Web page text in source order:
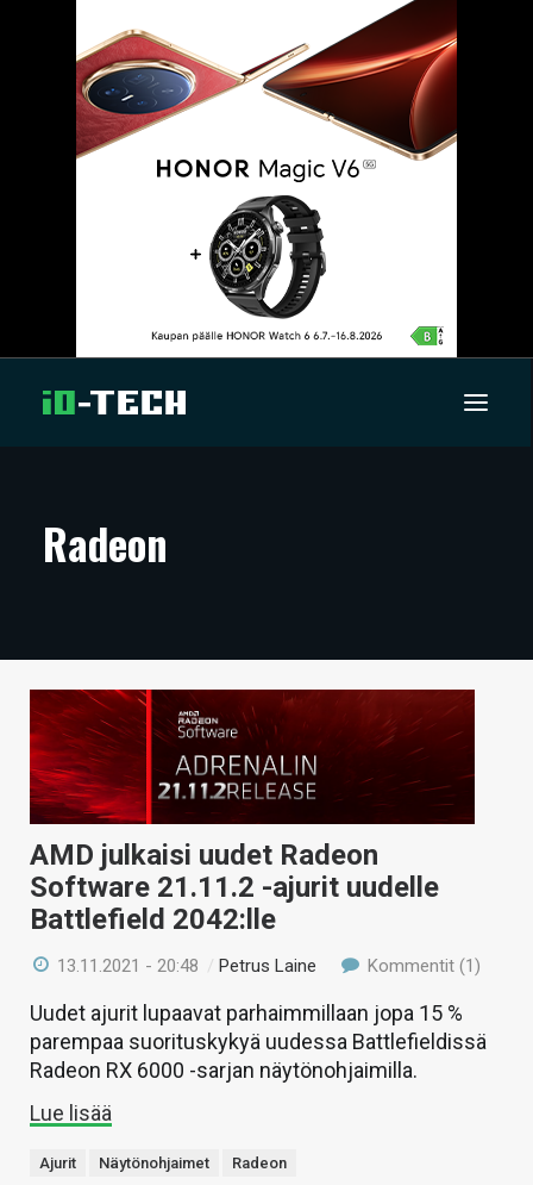
ARTIKKELIT
TECHBBS
TIETOA
HINTA.FI
KAUPPA
VAIHDA TEEMA
Radeon
AMD julkaisi uudet Radeon
Software 21.11.2 -ajurit uudelle
Battlefield 2042:lle
13.11.2021 - 20:48 /Petrus Laine Kommentit (1)
Uudet ajurit lupaavat parhaimmillaan jopa 15 %
parempaa suorituskykyä uudessa Battlefieldissä
Radeon RX 6000 -sarjan näytönohjaimilla.
Lue lisää
Ajurit Näytönohjaimet Radeon